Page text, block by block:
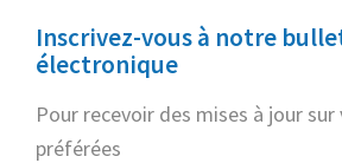
Inscrivez-vous à notre
électronique
Pour recevoir des mises à jour
préférées